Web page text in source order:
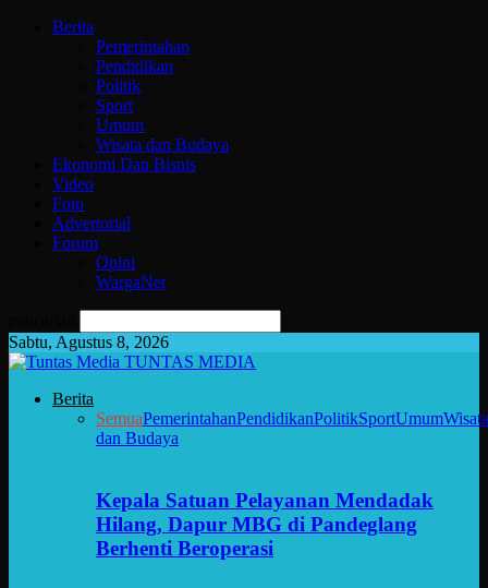
Berita
Pemerintahan
Pendidikan
Politik
Sport
Umum
Wisata dan Budaya
Ekonomi Dan Bisnis
Video
Foto
Advertorial
Forum
Opini
WargaNet
Sabtu, Agustus 8, 2026
TUNTAS MEDIA
Berita
SemuaPemerintahanPendidikanPolitikSportUmumWisata
dan Budaya
Kepala Satuan Pelayanan Mendadak
Hilang, Dapur MBG di Pandeglang
Berhenti Beroperasi